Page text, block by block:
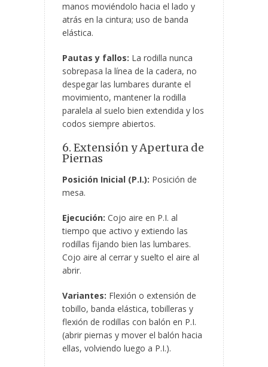
manos moviéndolo hacia el lado y
atrás en la cintura; uso de banda
elástica.
Pautas y fallos: La rodilla nunca
sobrepasa la línea de la cadera, no
despegar las lumbares durante el
movimiento, mantener la rodilla
paralela al suelo bien extendida y los
codos siempre abiertos.
6. Extensión y Apertura de
Piernas
Posición Inicial (P.I.): Posición de
mesa.
Ejecución: Cojo aire en P.I. al
tiempo que activo y extiendo las
rodillas fijando bien las lumbares.
Cojo aire al cerrar y suelto el aire al
abrir.
Variantes: Flexión o extensión de
tobillo, banda elástica, tobilleras y
flexión de rodillas con balón en P.I.
(abrir piernas y mover el balón hacia
ellas, volviendo luego a P.I.).